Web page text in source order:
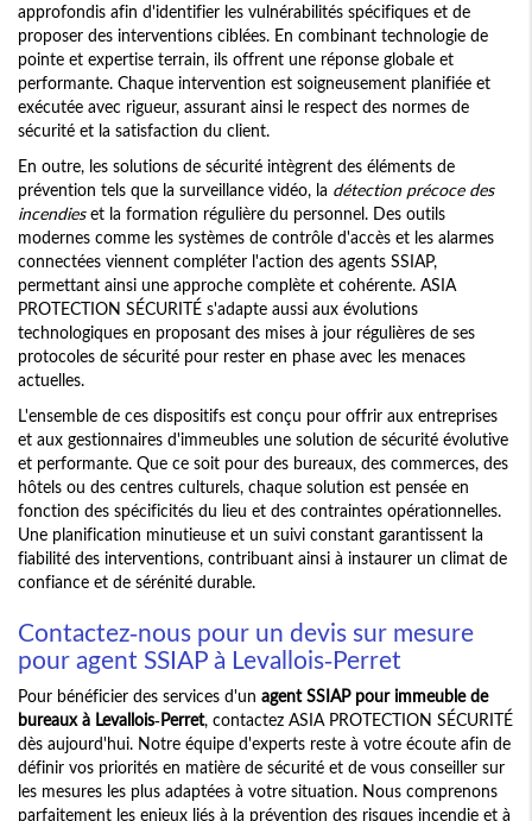
approfondis afin d'identifier les vulnérabilités spécifiques et de
proposer des interventions ciblées. En combinant technologie de
pointe et expertise terrain, ils offrent une réponse globale et
performante. Chaque intervention est soigneusement planifiée et
exécutée avec rigueur, assurant ainsi le respect des normes de
sécurité et la satisfaction du client.
En outre, les solutions de sécurité intègrent des éléments de
prévention tels que la surveillance vidéo, la détection précoce des
incendieset la formation régulière du personnel. Des outils
modernes comme les systèmes de contrôle d'accès et les alarmes
connectées viennent compléter l'action des agents SSIAP,
permettant ainsi une approche complète et cohérente. ASIA
PROTECTION SÉCURITÉ s'adapte aussi aux évolutions
technologiques en proposant des mises à jour régulières de ses
protocoles de sécurité pour rester en phase avec les menaces
actuelles.
L'ensemble de ces dispositifs est conçu pour offrir aux entreprises
et aux gestionnaires d'immeubles une solution de sécurité évolutive
et performante. Que ce soit pour des bureaux, des commerces, des
hôtels ou des centres culturels, chaque solution est pensée en
fonction des spécificités du lieu et des contraintes opérationnelles.
Une planification minutieuse et un suivi constant garantissent la
fiabilité des interventions, contribuant ainsi à instaurer un climat de
confiance et de sérénité durable.
Contactez-nous pour un devis sur mesure
pour agent SSIAP à Levallois-Perret
Pour bénéficier des services d'un agent SSIAP pour immeuble de
bureaux à Levallois-Perret, contactez ASIA PROTECTION SÉCURITÉ
dès aujourd'hui. Notre équipe d'experts reste à votre écoute afin de
définir vos priorités en matière de sécurité et de vous conseiller sur
les mesures les plus adaptées à votre situation. Nous comprenons
parfaitement les enjeux liés à la prévention des risques incendie et à